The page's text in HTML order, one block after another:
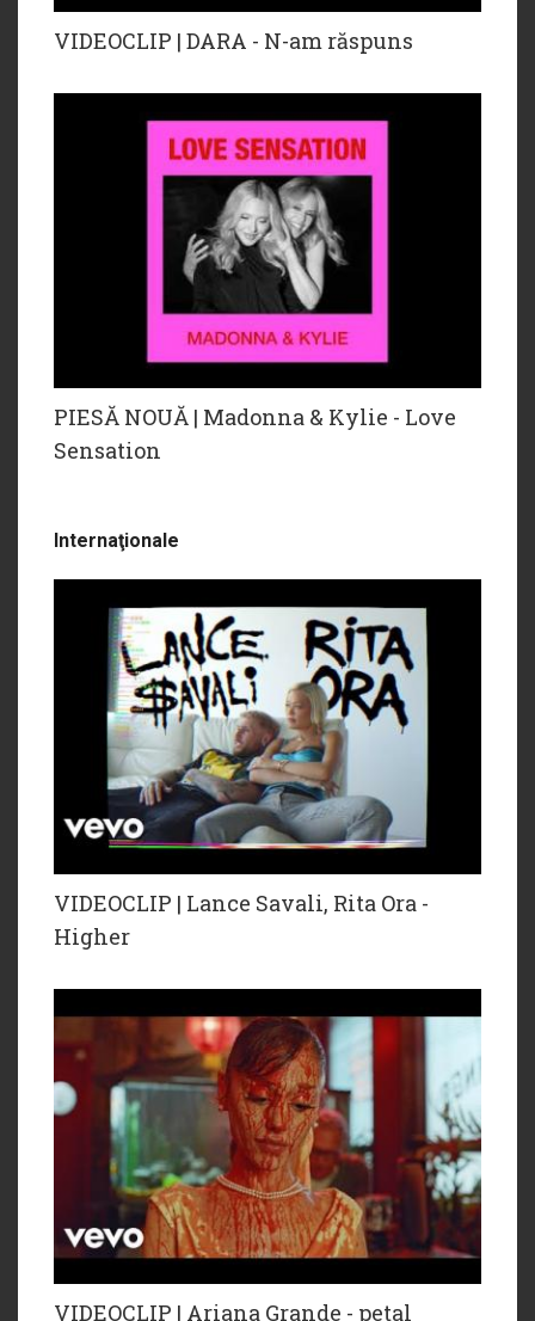
VIDEOCLIP | DARA - N-am răspuns
PIESĂ NOUĂ | Madonna & Kylie - Love
Sensation
Internaţionale
VIDEOCLIP | Lance Savali, Rita Ora -
Higher
VIDEOCLIP | Ariana Grande - petal